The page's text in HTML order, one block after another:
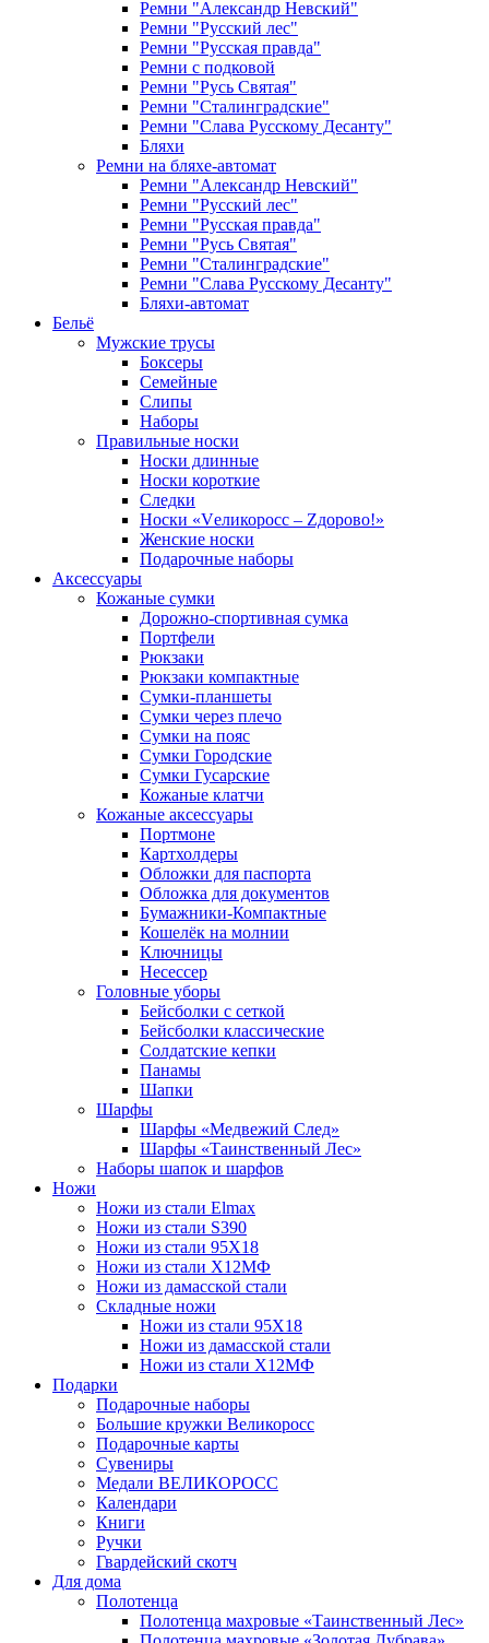
Ремни "Александр Невский"
Ремни "Русский лес"
Ремни "Русская правда"
Ремни с подковой
Ремни "Русь Святая"
Ремни "Сталинградские"
Ремни "Слава Русскому Десанту"
Бляхи
Ремни на бляхе-автомат
Ремни "Александр Невский"
Ремни "Русский лес"
Ремни "Русская правда"
Ремни "Русь Святая"
Ремни "Сталинградские"
Ремни "Слава Русскому Десанту"
Бляхи-автомат
Бельё
Мужские трусы
Боксеры
Семейные
Слипы
Наборы
Правильные носки
Носки длинные
Носки короткие
Следки
Носки «Vеликоросс – Zдорово!»
Женские носки
Подарочные наборы
Аксессуары
Кожаные сумки
Дорожно-спортивная сумка
Портфели
Рюкзаки
Рюкзаки компактные
Сумки-планшеты
Сумки через плечо
Сумки на пояс
Сумки Городские
Сумки Гусарские
Кожаные клатчи
Кожаные аксессуары
Портмоне
Картхолдеры
Обложки для паспорта
Обложка для документов
Бумажники-Компактные
Кошелёк на молнии
Ключницы
Несессер
Головные уборы
Бейсболки с сеткой
Бейсболки классические
Солдатские кепки
Панамы
Шапки
Шарфы
Шарфы «Медвежий След»
Шарфы «Таинственный Лес»
Наборы шапок и шарфов
Ножи
Ножи из стали Elmax
Ножи из стали S390
Ножи из стали 95X18
Ножи из стали Х12МФ
Ножи из дамасской стали
Складные ножи
Ножи из стали 95X18
Ножи из дамасской стали
Ножи из стали Х12МФ
Подарки
Подарочные наборы
Большие кружки Великоросс
Подарочные карты
Сувениры
Медали ВЕЛИКОРОСС
Календари
Книги
Ручки
Гвардейский скотч
Для дома
Полотенца
Полотенца махровые «Таинственный Лес»